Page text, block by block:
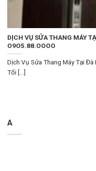
DỊCH VỤ SỬA THANG MÁY
O9O5.88.OOOO
Dịch Vụ Sửa Thang Máy Tại
Tối [...]
A